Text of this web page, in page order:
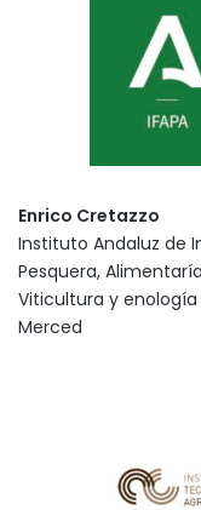
Enrico Cretazzo
Instituto Andaluz de
Pesquera,
Viticultura y enología
Merced